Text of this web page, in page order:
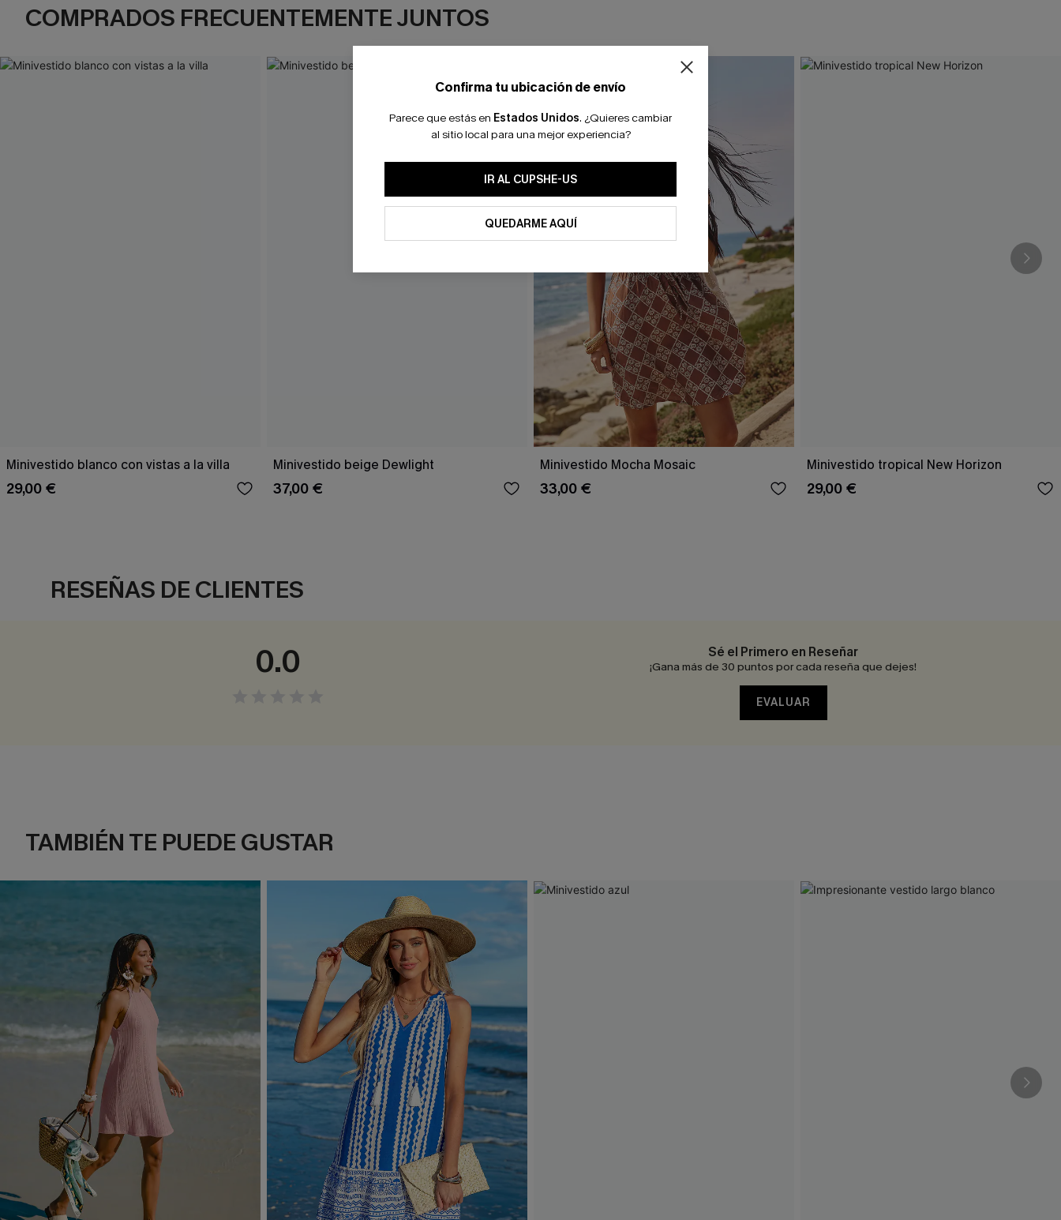
COMPRADOS FRECUENTEMENTE JUNTOS
Minivestido blanco con vistas a la villa
29,00 €
Minivestido beige Dewlight
37,00 €
Minivestido Mocha Mosaic
33,00 €
Minivestido tropical New Horizon
29,00 €
RESEÑAS DE CLIENTES
0.0 Sé el Primero en Reseñar
¡Gana más de 30 puntos por cada reseña que dejes!
EVALUAR
TAMBIÉN TE PUEDE GUSTAR
Confirma tu ubicación de envío
Parece que estás en Estados Unidos. ¿Quieres cambiar
al sitio local para una mejor experiencia?
IR AL CUPSHE-US
QUEDARME AQUÍ